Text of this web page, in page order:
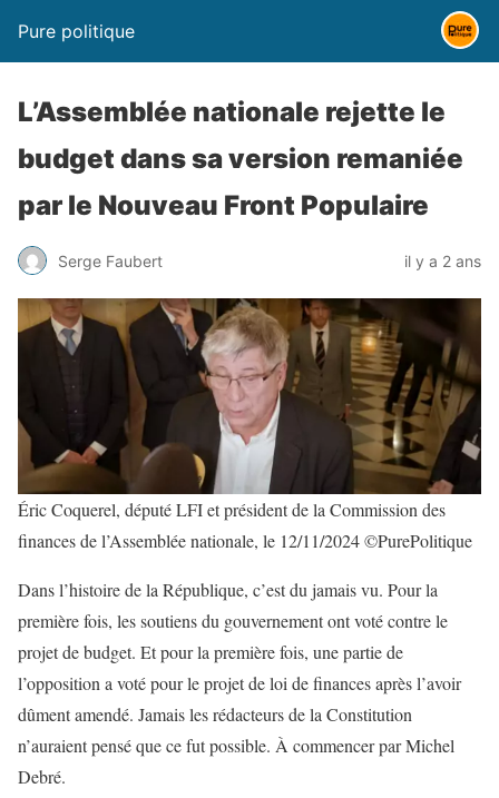
Pure politique
L’Assemblée nationale rejette le
budget dans sa version remaniée
par le Nouveau Front Populaire
Serge Faubert il y a 2 ans
Éric Coquerel, député LFI et président de la Commission des
finances de l’Assemblée nationale, le 12/11/2024 ©PurePolitique
Dans l’histoire de la République, c’est du jamais vu. Pour la
première fois, les soutiens du gouvernement ont voté contre le
projet de budget. Et pour la première fois, une partie de
l’opposition a voté pour le projet de loi de finances après l’avoir
dûment amendé. Jamais les rédacteurs de la Constitution
n’auraient pensé que ce fut possible. À commencer par Michel
Debré.